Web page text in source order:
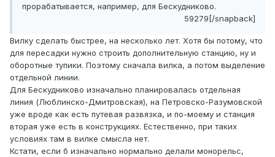
прорабатывается, например, для Бескудниково.
59279[/snapback]
Вилку сделать быстрее, на несколько лет. Хотя бы потому, что
для пересадки нужно строить дополнительную станцию, ну и
оборотные тупики. Поэтому сначала вилка, а потом выделение
отдельной линии.
Для Бескудниково изначально планировалась отдельная
линия (Люблинско-Дмитровская), на Петровско-Разумовской
уже вроде как есть путевая развязка, и по-моему и станция
вторая уже есть в конструкциях. Естественно, при таких
условиях там в вилке смысла нет.
Кстати, если б изначально нормально делали монорельс,